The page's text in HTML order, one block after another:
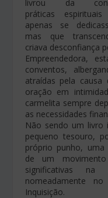
livrou da
práticas
apenas se
mas que
criava desconfiança
Empreendedora,
conventos,
atraídas pela
oração em
carmelita sempre
as necessidades
Não sendo um livro
pequeno tesouro,
próprio punho,
de um
significativas
nomeadamente
Inquisição.